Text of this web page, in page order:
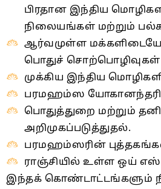
பிரதான இந்திய
நிலையங்கள் மற்றும்
ஆர்வமுள்ள
பொதுச் சொற்பொழிவுகள்
முக்கிய இந்திய
பரமஹம்ஸ யோகானந்தரின்
பொதுத்துறை மற்றும்
அறிமுகப்படுத்துதல்.
பரமஹம்ஸரின்
ராஞ்சியில் உள்ள ஒய்
இந்தக் கொண்டாட்டங்களும்